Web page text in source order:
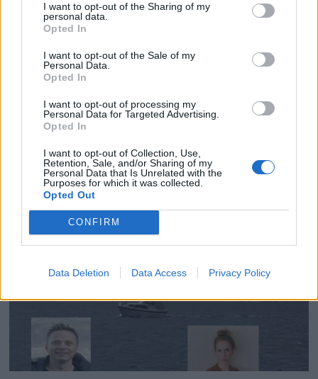
I want to opt-out of the Sharing of my
personal data.
Opted In
I want to opt-out of the Sale of my
Personal Data.
Opted In
I want to opt-out of processing my
Personal Data for Targeted Advertising.
Opted In
I want to opt-out of Collection, Use,
Retention, Sale, and/or Sharing of my
Personal Data that Is Unrelated with the
Purposes for which it was collected.
Opted Out
CONFIRM
Data Deletion Data Access Privacy Policy
I sommer løfter vi blikket